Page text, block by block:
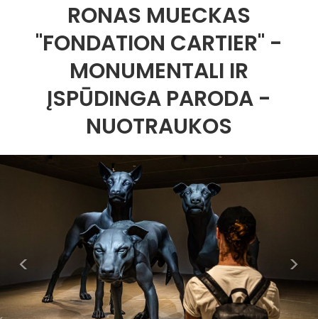
RONAS MUECKAS
"FONDATION CARTIER" -
MONUMENTALI IR
ĮSPŪDINGA PARODA -
NUOTRAUKOS
< >